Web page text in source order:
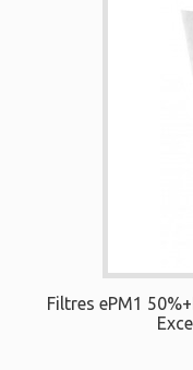
Filtres ePM1